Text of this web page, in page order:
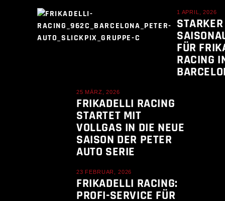
1 APRIL, 2026
STARKER
FÜR
RACING
25 MÄRZ, 2026
FRIKADELLI RACING
STARTET MIT
VOLLGAS IN DIE NEUE
SAISON DER PETER
AUTO SERIE
23 FEBRUAR, 2026
FRIKADELLI RACING:
PROFI-SERVICE FÜR